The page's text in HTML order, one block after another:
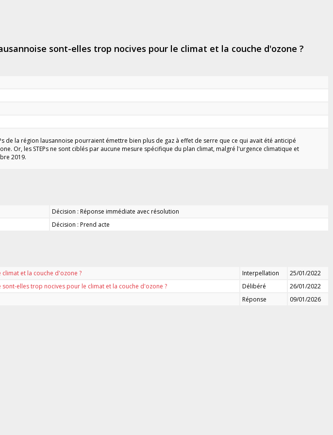
sont-elles trop nocives pour le climat et la couche d'ozone ?
de la région lausannoise pourraient émettre bien plus de gaz à effet de serre que ce qui avait été anticipé
Or, les STEPs ne sont ciblés par aucune mesure spécifique du plan climat, malgré l'urgence climatique et
2019.
Décision : Réponse immédiate avec résolution
Décision : Prend acte
et la couche d'ozone ? Interpellation
25/01/2022
sont-elles trop nocives pour le climat et la couche d'ozone ?
Délibéré
26/01/2022
Réponse 09/01/2026